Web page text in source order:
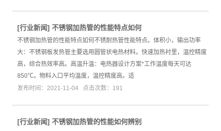
[行业新闻] 不锈钢加热管的性能特点如何
不锈钢加热管的性能特点如何不锈耐热管性能特点。体积小，输出功率
大：不锈钢板发热管主要选用圆管状电热材料。快速加热衬里，温控精度
高，综合热效率高。高温升温：电热器设计方案*工作温度每天可达
850℃。物料入口平均温度，温控精度高。适
发布时间：2021-11-04 点击次数：191
[行业新闻] 不锈钢加热管的性能如何辨别